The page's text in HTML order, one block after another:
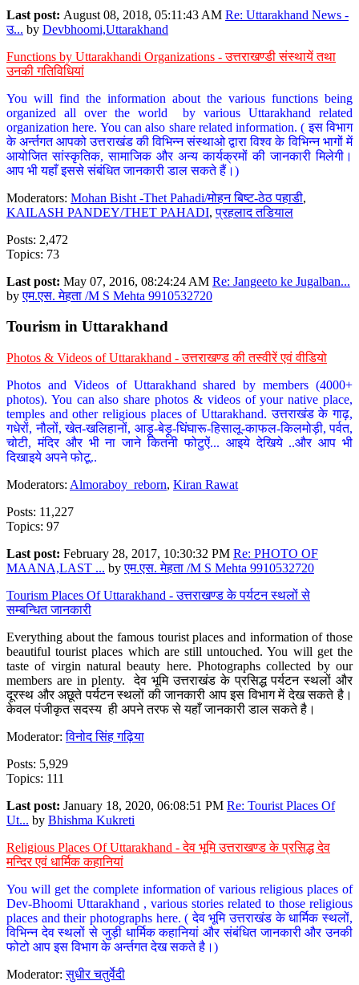
Last post: August 08, 2018, 05:11:43 AM Re: Uttarakhand News -
उ... by Devbhoomi,Uttarakhand
Functions by Uttarakhandi Organizations - उत्तराखण्डी संस्थायें तथा
उनकी गतिविधियां
You will find the information about the various functions being
organized all over the world by various Uttarakhand related
organization here. You can also share related information. ( इस विभाग
के अर्न्तगत आपको उत्तराखंड की विभिन्न संस्थाओ द्वारा विश्व के विभिन्न भागों में
आयोजित सांस्कृतिक, सामाजिक और अन्य कार्यक्रमों की जानकारी मिलेगी।
आप भी यहाँ इससे संबंधित जानकारी डाल सकते हैं।)
Moderators: Mohan Bisht -Thet Pahadi/मोहन बिष्ट-ठेठ पहाडी,
KAILASH PANDEY/THET PAHADI,प्रहलाद तडियाल
Posts: 2,472
Topics: 73
Last post: May 07, 2016, 08:24:24 AM Re: Jangeeto ke Jugalban...
byएम.एस. मेहता /M S Mehta 9910532720
Tourism in Uttarakhand
Photos & Videos of Uttarakhand - उत्तराखण्ड की तस्वीरें एवं वीडियो
Photos and Videos of Uttarakhand shared by members (4000+
photos). You can also share photos & videos of your native place,
temples and other religious places of Uttarakhand. उत्तराखंड के गाढ़,
गधेरों, नौलों, खेत-खलिहानों, आड़ू-बेड़ू-घिंघारू-हिसालू-काफल-किलमोड़ी, पर्वत,
चोटी, मंदिर और भी ना जाने कितनी फोटुऐं... आइये देखिये ..और आप भी
दिखाइये अपने फोटू..
Moderators: Almoraboy_reborn, Kiran Rawat
Posts: 11,227
Topics: 97
Last post: February 28, 2017, 10:30:32 PM Re: PHOTO OF
MAANA,LAST ... byएम.एस. मेहता /M S Mehta 9910532720
Tourism Places Of Uttarakhand - उत्तराखण्ड के पर्यटन स्थलों से
सम्बन्धित जानकारी
Everything about the famous tourist places and information of those
beautiful tourist places which are still untouched. You will get the
taste of virgin natural beauty here. Photographs collected by our
members are in plenty. देव भूमि उत्तराखंड के प्रसिद्ध पर्यटन स्थलों और
दूरस्थ और अछूते पर्यटन स्थलों की जानकारी आप इस विभाग में देख सकते है।
केवल पंजीकृत सदस्य ही अपने तरफ से यहाँ जानकारी डाल सकते है।
Moderator:विनोद सिंह गढ़िया
Posts: 5,929
Topics: 111
Last post: January 18, 2020, 06:08:51 PM Re: Tourist Places Of
Ut... by Bhishma Kukreti
Religious Places Of Uttarakhand - देव भूमि उत्तराखण्ड के प्रसिद्ध देव
मन्दिर एवं धार्मिक कहानियां
You will get the complete information of various religious places of
Dev-Bhoomi Uttarakhand , various stories related to those religious
places and their photographs here. ( देव भूमि उत्तराखंड के धार्मिक स्थलों,
विभिन्न देव स्थलों से जुड़ी धार्मिक कहानियां और संबंधित जानकारी और उनकी
फोटो आप इस विभाग के अर्न्तगत देख सकते है।)
Moderator:सुधीर चतुर्वेदी